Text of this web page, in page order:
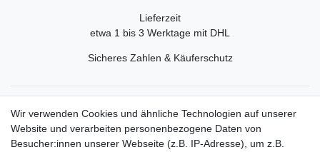
Lieferzeit
etwa 1 bis 3 Werktage mit DHL
Sicheres Zahlen & Käuferschutz
Wir verwenden Cookies und ähnliche Technologien auf unserer
Website und verarbeiten personenbezogene Daten von
Besucher:innen unserer Webseite (z.B. IP-Adresse), um z.B.